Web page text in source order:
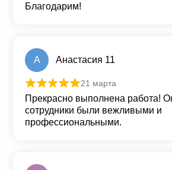
Благодарим!
А Анастасия 11
Оценка из 5
21 марта
Прекрасно выполнена работа!
сотрудники были вежливыми и
профессиональными.